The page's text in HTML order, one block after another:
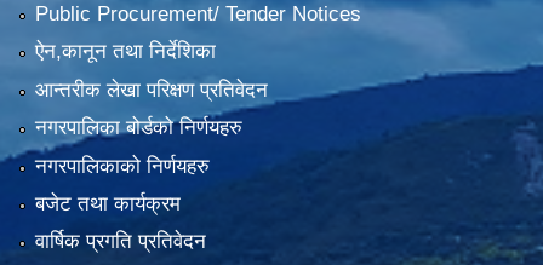
Public Procurement/ Tender Notices
ऐन,कानून तथा निर्देशिका
आन्तरीक लेखा परिक्षण प्रतिवेदन
नगरपालिका बोर्डको निर्णयहरु
नगरपालिकाको निर्णयहरु
बजेट तथा कार्यक्रम
वार्षिक प्रगति प्रतिवेदन